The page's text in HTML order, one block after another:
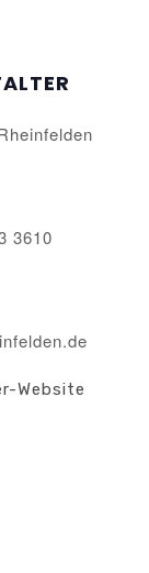
3610
Website